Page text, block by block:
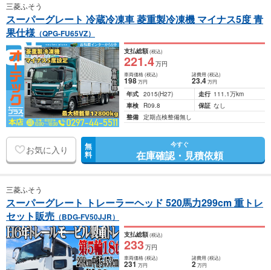
三菱ふそう
スーパーグレート 冷蔵冷凍車 菱重製冷凍機 マイナス5度 青
果仕様（QPG-FU65VZ）
支払総額(税込)
221.4万円
車両価格(税込)
198万円
諸費用 (税込)
23.4 万円
年式 2015(H27) 走行 111.1万km
車検
R09.8 保証 なし
整備 定期点検整備無し
お気に入り 無
料
今すぐ
在庫確認・見積依頼
三菱ふそう
スーパーグレート トレーラーヘッド 520馬力299cm 重トレ
セット販売 （BDG-FV50JJR）
支払総額(税込)
233万円
車両価格(税込)
231万円
諸費用 (税込)
2 万円